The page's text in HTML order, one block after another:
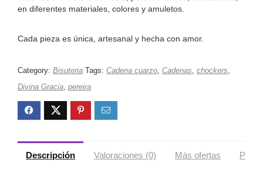
en diferentes materiales, colores y amuletos.
Cada pieza es única, artesanal y hecha con amor.
Category: Bisuteria Tags: Cadena cuarzo Cadenas chockers
Divina Gracia pereira
Descripción Valoraciones (0) Más ofertas